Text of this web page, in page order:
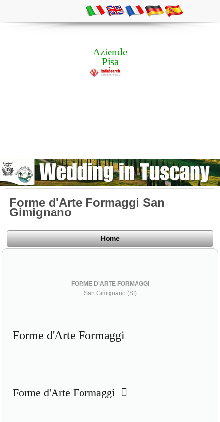
Aziende
Pisa
Forme d'Arte Formaggi San
Gimignano
Home
FORME D'ARTE FORMAGGI
San Gimignano (SI)
Forme d'Arte Formaggi
Forme d'Arte Formaggi